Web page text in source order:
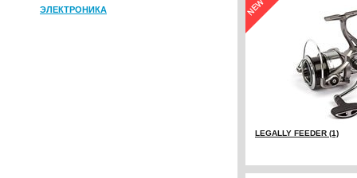
ЭЛЕКТРОНИКА
LEGALLY FEEDER (1)